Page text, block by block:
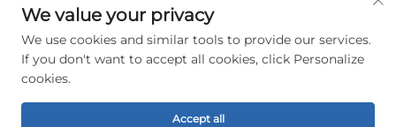
[email protected]
Copyright © 2026 Changzhou Pacific Electric Equipment (Group) Co.,
Ltd. Alle rettigheder forbeholdt. Privatlivspolitik
We value your privacy
We use cookies and similar tools to provide our services.
If you don't want to accept all cookies, click Personalize
cookies.
Accept all